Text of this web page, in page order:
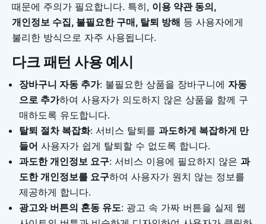
때문에 주의가 필요합니다. 특히, 이용 약관 동의,
개인정보 수집, 불필요한 구매, 탈퇴 방해 등 사용자에게
불리한 방식으로 자주 사용됩니다.
다크 패턴 사용 예시
장바구니 자동 추가: 불필요한 상품을 장바구니에 자동
으로 추가하여 사용자가 의도하지 않은 상품을 함께 구
매하도록 유도합니다.
탈퇴 절차 복잡화: 서비스 탈퇴를 과도하게 복잡하게 만
들어 사용자가 쉽게 탈퇴할 수 없도록 합니다.
과도한 개인정보 요구: 서비스 이용에 필요하지 않은 과
도한 개인정보를 요구하여 사용자가 원치 않는 정보를
제공하게 합니다.
광고와 버튼의 혼동 유도: 광고 속 가짜 버튼을 실제 웹